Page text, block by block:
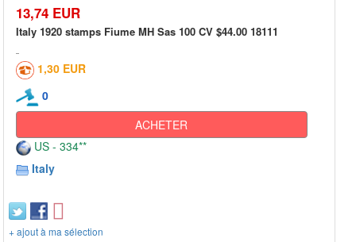
13,74 EUR
Italy 1920 stamps Fiume MH Sas 100 CV $44.00 18111
1,30 EUR
0
ACHETER
US - 334**
Italy
+ ajout à ma sélection